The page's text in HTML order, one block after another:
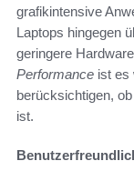
grafikintensive
Laptops hingegen
geringere
Performance ist es
berücksichtigen,
ist.